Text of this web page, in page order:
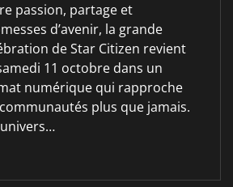
passion, partage et
d’avenir, la grande
de Star Citizen revient
11 octobre dans un
numérique qui rapproche
plus que jamais.